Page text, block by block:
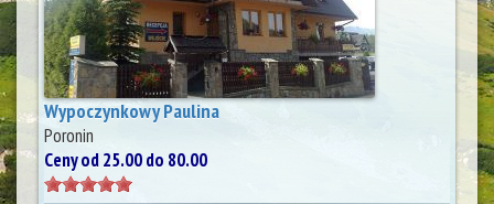
Wypoczynkowy Paulina
Poronin
Ceny od 25.00 do 80.00